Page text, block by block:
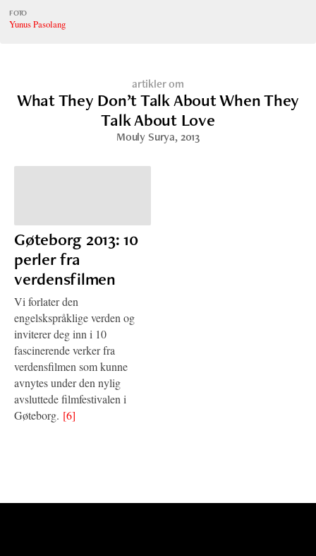
FOTO
Yunus Pasolang
artikler om
What They Don’t Talk About When They
Talk About Love
Mouly Surya, 2013
Gøteborg 2013: 10
perler fra
verdensfilmen
Vi forlater den
engelskspråklige verden og
inviterer deg inn i 10
fascinerende verker fra
verdensfilmen som kunne
avnytes under den nylig
avsluttede filmfestivalen i
Gøteborg. [6]